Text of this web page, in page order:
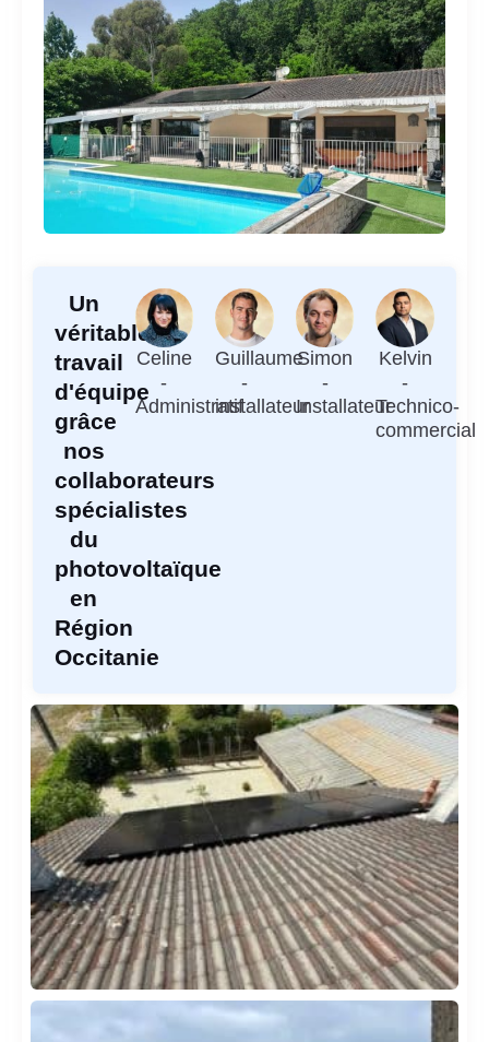
Un
véritable
travail
d'équipe
grâce
nos
collaborateurs
spécialistes
du
photovoltaïque
en
Région
Occitanie
Celine
-
Administratif
Guillaume
-
installateur
Simon
-
Installateur
Kelvin
-
Technico-
commercial